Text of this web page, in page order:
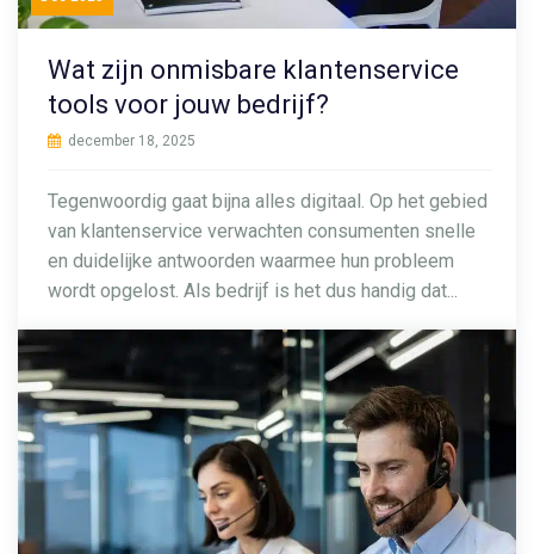
Wat zijn onmisbare klantenservice
tools voor jouw bedrijf?
december 18, 2025
Tegenwoordig gaat bijna alles digitaal. Op het gebied
van klantenservice verwachten consumenten snelle
en duidelijke antwoorden waarmee hun probleem
wordt opgelost. Als bedrijf is het dus handig dat...